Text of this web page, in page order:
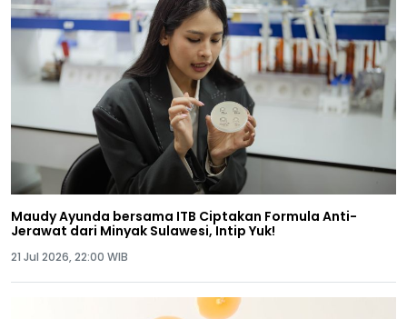
Maudy Ayunda bersama ITB Ciptakan Formula Anti-
Jerawat dari Minyak Sulawesi, Intip Yuk!
21 Jul 2026, 22:00 WIB